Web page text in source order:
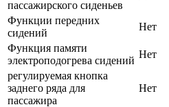
пассажирского сиденьев
Функции передних
сидений
Нет
Функция памяти
электроподогрева сидений
Нет
регулируемая кнопка
заднего ряда для
пассажира
Нет